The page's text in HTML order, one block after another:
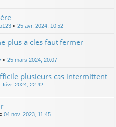
« 25 avr. 2024, 10:52
plus a cles faut fermer
« 25 mars 2024, 20:07
plusieurs cas intermittent
févr. 2024, 22:42
« 04 nov. 2023, 11:45